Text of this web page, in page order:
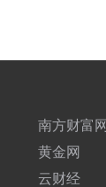
南方财富
黄金网
云财经